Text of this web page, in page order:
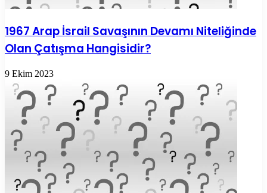
1967 Arap İsrail Savaşının Devamı Niteliğinde
Olan Çatışma Hangisidir?
9 Ekim 2023